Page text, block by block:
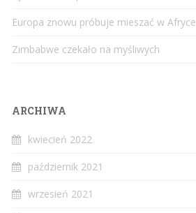
Europa znowu próbuje mieszać w Afryce
Zimbabwe czekało na myśliwych
ARCHIWA
kwiecień 2022
październik 2021
wrzesień 2021